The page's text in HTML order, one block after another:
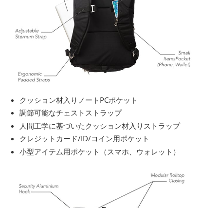
クッション材入りノートPCポケット
調節可能なチェストストラップ
人間工学に基づいたクッション材入りストラップ
クレジットカード/ID/コイン用ポケット
小型アイテム用ポケット（スマホ、ウォレット）